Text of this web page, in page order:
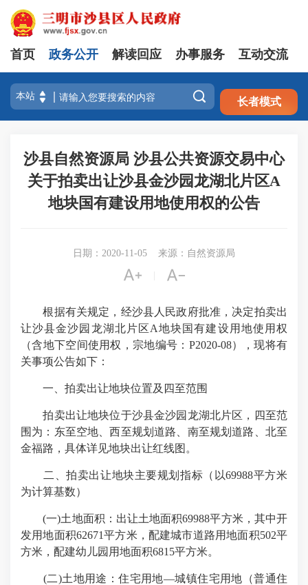
注册 登录
首页 政务公开 解读回应 办事服务 互动交流
 长者模式
沙县自然资源局 沙县公共资源交易中心
关于拍卖出让沙县金沙园龙湖北片区A
地块国有建设用地使用权的公告
日期：2020-11-05 来源：自然资源局
 
根据有关规定，经沙县人民政府批准，决定拍卖出
让沙县金沙园龙湖北片区A地块国有建设用地使用权
（含地下空间使用权，宗地编号：P2020-08），现将有
关事项公告如下：
一、拍卖出让地块位置及四至范围
拍卖出让地块位于沙县金沙园龙湖北片区，四至范
围为：东至空地、西至规划道路、南至规划道路、北至
金福路，具体详见地块出让红线图。
二、拍卖出让地块主要规划指标（以69988平方米
为计算基数）
(一)土地面积：出让土地面积69988平方米，其中开
发用地面积62671平方米，配建城市道路用地面积502平
方米，配建幼儿园用地面积6815平方米。
(二)土地用途：住宅用地—城镇住宅用地（普通住